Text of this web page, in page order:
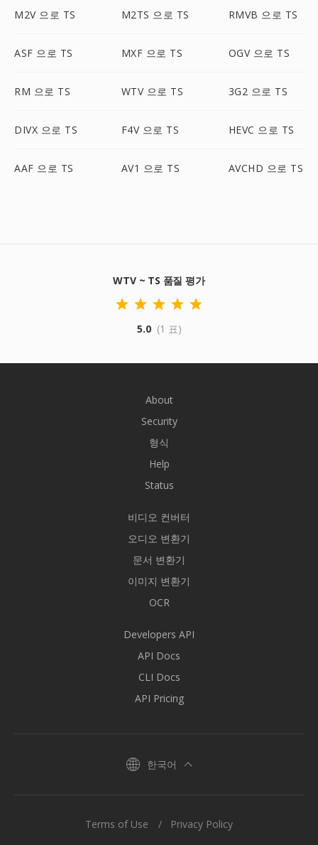
M2V 으로 TS M2TS 으로 TS RMVB 으로 TS
ASF 으로 TS MXF 으로 TS OGV 으로 TS
RM 으로 TS WTV 으로 TS 3G2 으로 TS
DIVX 으로 TS F4V 으로 TS HEVC 으로 TS
AAF 으로 TS AV1 으로 TS AVCHD 으로 TS
WTV ~ TS 품질 평가
5.0 (1 표)
About
Security
형식
Help
Status
비디오 컨버터
오디오 변환기
문서 변환기
이미지 변환기
OCR
Developers API
API Docs
CLI Docs
API Pricing
한국어
Terms of Use Privacy Policy